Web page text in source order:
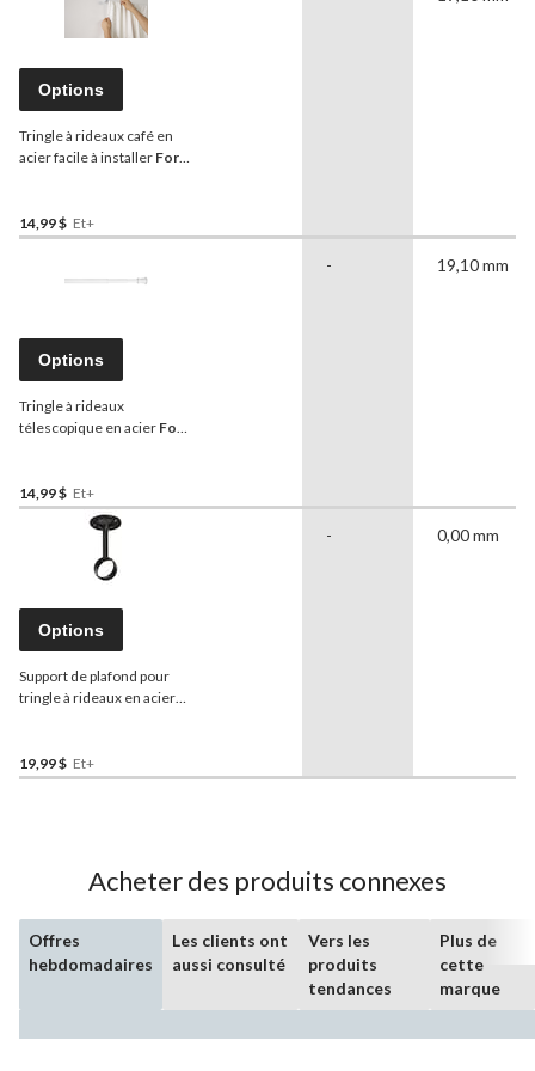
Options
Tringle à rideaux café en
acier facile à installer For
5/8 po de diamètre
14,99 $ Et+
Options
Tringle à rideaux
télescopique en acier For
tailles variées, diamètre de
1 po
14,99 $ Et+
- 19,10 mm
Options
Support de plafond pour
tringle à rideaux en acier
19,99 $ Et+
- 0,00 mm
Acheter des produits connexes
Offres
hebdomadaires
Les clients ont
aussi consulté
Vers les
produits
tendances
Plus de
cette
marque